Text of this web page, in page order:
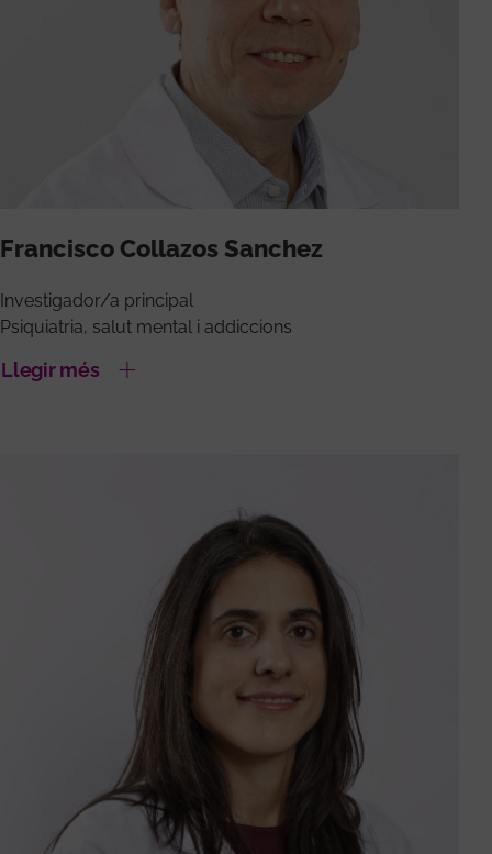
Francisco Collazos Sanchez
Investigador/a principal
Psiquiatria, salut mental i addiccions
Llegir més